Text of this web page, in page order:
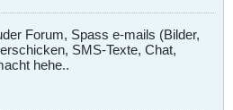
Forum, Spass e-mails (Bilder,
SMS-Texte, Chat,
hehe..